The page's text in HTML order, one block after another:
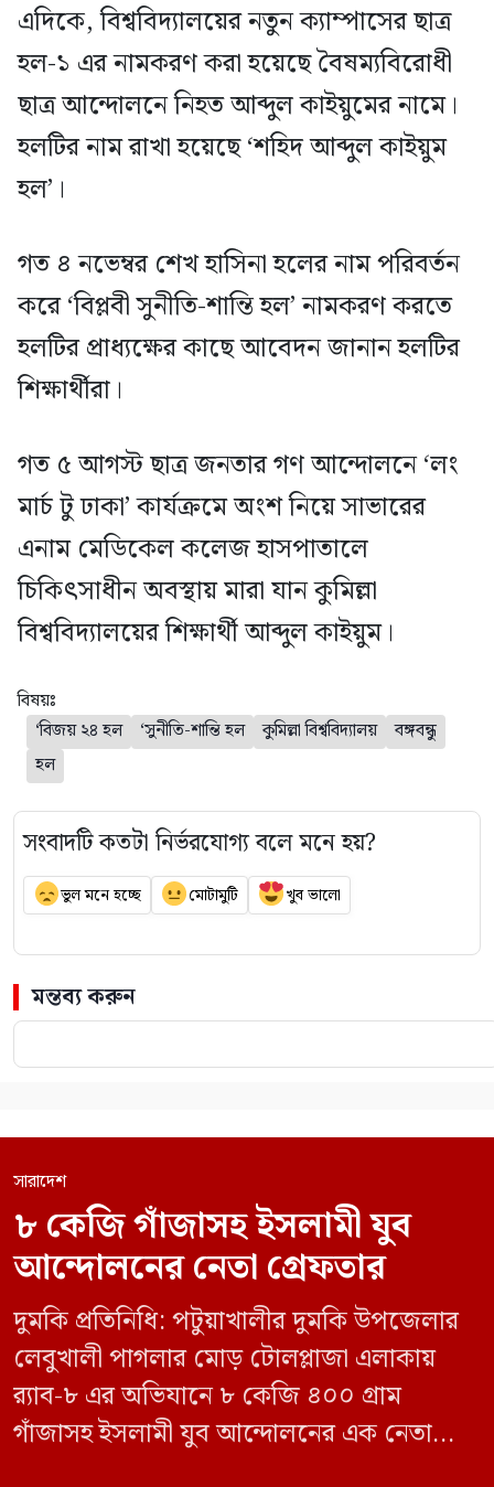
এদিকে, বিশ্ববিদ্যালয়ের নতুন ক্যাম্পাসের ছাত্র
হল-১ এর নামকরণ করা হয়েছে বৈষম্যবিরোধী
ছাত্র আন্দোলনে নিহত আব্দুল কাইয়ুমের নামে।
হলটির নাম রাখা হয়েছে ‘শহিদ আব্দুল কাইয়ুম
হল’।
গত ৪ নভেম্বর শেখ হাসিনা হলের নাম পরিবর্তন
করে ‘বিপ্লবী সুনীতি-শান্তি হল’ নামকরণ করতে
হলটির প্রাধ্যক্ষের কাছে আবেদন জানান হলটির
শিক্ষার্থীরা।
গত ৫ আগস্ট ছাত্র জনতার গণ আন্দোলনে ‘লং
মার্চ টু ঢাকা’ কার্যক্রমে অংশ নিয়ে সাভারের
এনাম মেডিকেল কলেজ হাসপাতালে
চিকিৎসাধীন অবস্থায় মারা যান কুমিল্লা
বিশ্ববিদ্যালয়ের শিক্ষার্থী আব্দুল কাইয়ুম।
বিষয়ঃ
‘বিজয় ২৪ হল
‘সুনীতি-শান্তি হল কুমিল্লা বিশ্ববিদ্যালয়
বঙ্গবন্ধু
হল
সংবাদটি কতটা নির্ভরযোগ্য বলে মনে হয়?
ভুল মনে হচ্ছে মোটামুটি খুব ভালো
মন্তব্য করুন
সারাদেশ
৮ কেজি গাঁজাসহ ইসলামী যুব
আন্দোলনের নেতা গ্রেফতার
দুমকি প্রতিনিধি: পটুয়াখালীর দুমকি উপজেলার
লেবুখালী পাগলার মোড় টোলপ্লাজা এলাকায়
র‍্যাব-৮ এর অভিযানে ৮ কেজি ৪০০ গ্রাম
গাঁজাসহ ইসলামী যুব আন্দোলনের এক নেতাকে